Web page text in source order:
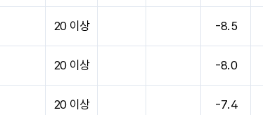
20 이상 -8.5
20 이상 -8.0
20 이상 -7.4